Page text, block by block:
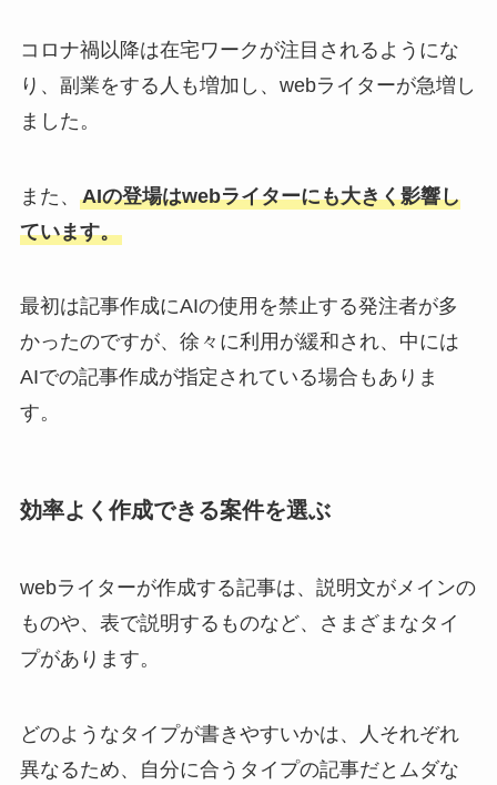
コロナ禍以降は在宅ワークが注目されるようにな
り、副業をする人も増加し、webライターが急増し
ました。
また、 AIの登場はwebライターにも大きく影響し
ています。
最初は記事作成にAIの使用を禁止する発注者が多
かったのですが、徐々に利用が緩和され、中には
AIでの記事作成が指定されている場合もありま
す。
効率よく作成できる案件を選ぶ
webライターが作成する記事は、説明文がメインの
ものや、表で説明するものなど、さまざまなタイ
プがあります。
どのようなタイプが書きやすいかは、人それぞれ
異なるため、自分に合うタイプの記事だとムダな